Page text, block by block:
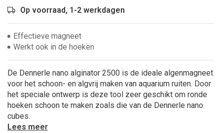
Op voorraad, 1-2 werkdagen
Effectieve magneet
Werkt ook in de hoeken
De Dennerle nano alginator 2500 is de ideale algenmagneet
voor het schoon- en algvrij maken van aquarium ruiten. Door
het speciale ontwerp is deze tool zeer geschikt om ronde
hoeken schoon te maken zoals die van de Dennerle nano
cubes.
Lees meer